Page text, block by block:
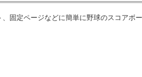
固定ページなどに簡単に野球のスコアボ